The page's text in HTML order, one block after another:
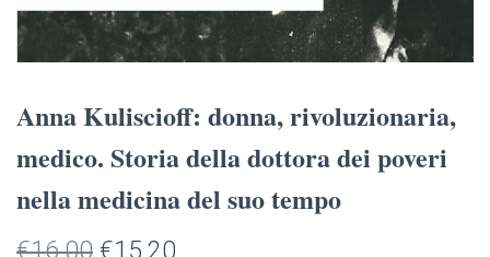
Anna Kuliscioff: donna, rivoluzionaria,
medico. Storia della dottora dei poveri
nella medicina del suo tempo
€16.00 Il
€15.20